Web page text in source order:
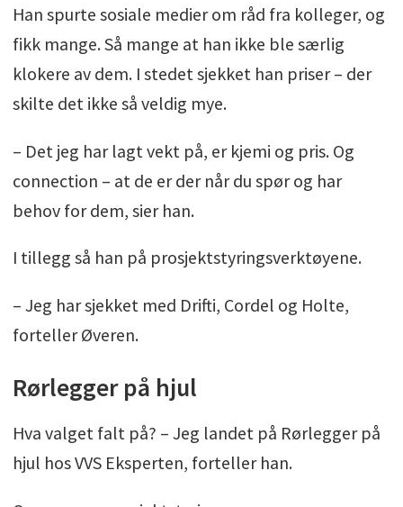
Han spurte sosiale medier om råd fra kolleger, og
fikk mange. Så mange at han ikke ble særlig
klokere av dem. I stedet sjekket han priser – der
skilte det ikke så veldig mye.
– Det jeg har lagt vekt på, er kjemi og pris. Og
connection – at de er der når du spør og har
behov for dem, sier han.
I tillegg så han på prosjektstyringsverktøyene.
– Jeg har sjekket med Drifti, Cordel og Holte,
forteller Øveren.
Rørlegger på hjul
Hva valget falt på? – Jeg landet på Rørlegger på
hjul hos VVS Eksperten, forteller han.